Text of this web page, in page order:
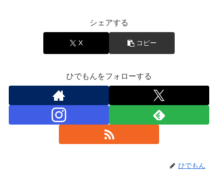
シェアする
X コピー
ひでもんをフォローする
ひでもん